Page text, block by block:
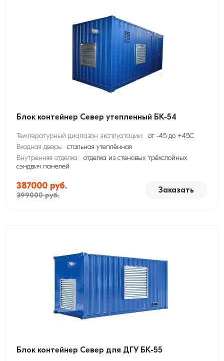
Блок контейнер Север утепленный БК-54
Температурный диапазон эксплуатации: от -45 до +45С
Входная дверь: стальная утеплённая
Внутренняя отделка: отделка из стеновых трёхслойных
сэндвич панелей
387000 руб.
399000 руб.
Заказать
Блок контейнер Север для ДГУ БК-55